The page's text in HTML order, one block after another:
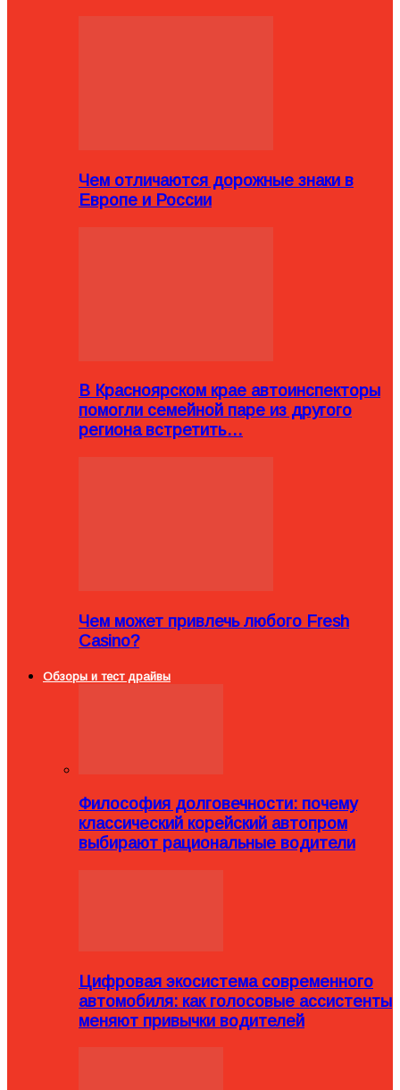
Чем отличаются дорожные знаки в
Европе и России
В Красноярском крае автоинспекторы
помогли семейной паре из другого
региона встретить…
Чем может привлечь любого Fresh
Casino?
Обзоры и тест драйвы
Философия долговечности: почему
классический корейский автопром
выбирают рациональные водители
Цифровая экосистема современного
автомобиля: как голосовые ассистенты
меняют привычки водителей